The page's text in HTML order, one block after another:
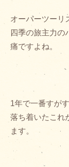
オーバーツーリ
四季の旅主力の
痛ですよね。
1年で一番すが
落ち着いたこれ
ます。